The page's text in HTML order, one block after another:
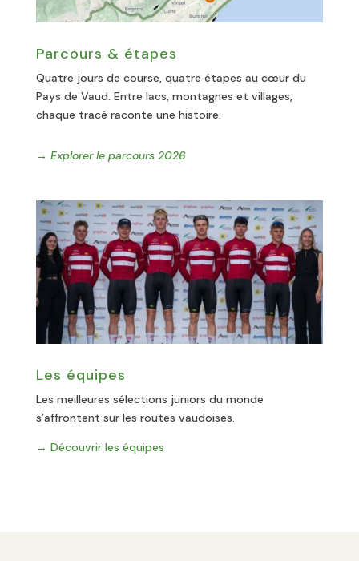
Parcours & étapes
Quatre jours de course, quatre étapes au cœur du
Pays de Vaud. Entre lacs, montagnes et villages,
chaque tracé raconte une histoire.
→ Explorer le parcours 2026
Les équipes
Les meilleures sélections juniors du monde
s’affrontent sur les routes vaudoises.
→ Découvrir les équipes